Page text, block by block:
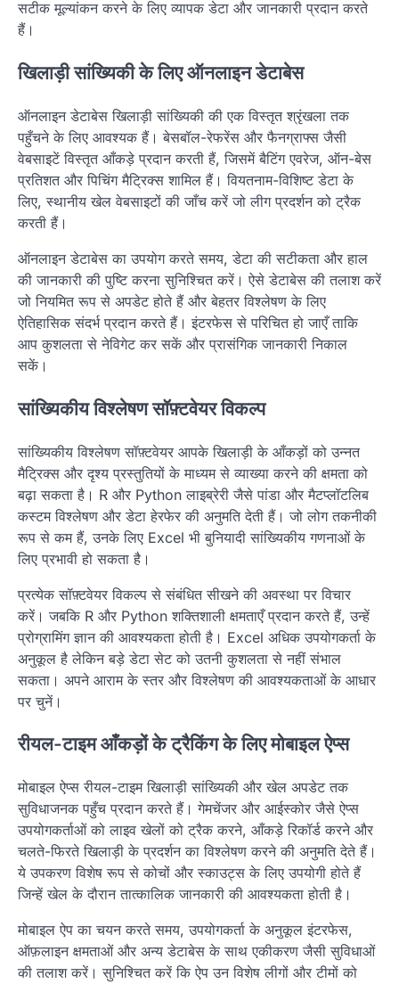
सटीक मूल्यांकन करने के लिए व्यापक डेटा और जानकारी प्रदान करते
हैं।
खिलाड़ी सांख्यिकी के लिए ऑनलाइन डेटाबेस
ऑनलाइन डेटाबेस खिलाड़ी सांख्यिकी की एक विस्तृत श्रृंखला तक
पहुँचने के लिए आवश्यक हैं। बेसबॉल-रेफरेंस और फैनग्राफ्स जैसी
वेबसाइटें विस्तृत आँकड़े प्रदान करती हैं, जिसमें बैटिंग एवरेज, ऑन-बेस
प्रतिशत और पिचिंग मैट्रिक्स शामिल हैं। वियतनाम-विशिष्ट डेटा के
लिए, स्थानीय खेल वेबसाइटों की जाँच करें जो लीग प्रदर्शन को ट्रैक
करती हैं।
ऑनलाइन डेटाबेस का उपयोग करते समय, डेटा की सटीकता और हाल
की जानकारी की पुष्टि करना सुनिश्चित करें। ऐसे डेटाबेस की तलाश करें
जो नियमित रूप से अपडेट होते हैं और बेहतर विश्लेषण के लिए
ऐतिहासिक संदर्भ प्रदान करते हैं। इंटरफेस से परिचित हो जाएँ ताकि
आप कुशलता से नेविगेट कर सकें और प्रासंगिक जानकारी निकाल
सकें।
सांख्यिकीय विश्लेषण सॉफ़्टवेयर विकल्प
सांख्यिकीय विश्लेषण सॉफ़्टवेयर आपके खिलाड़ी के आँकड़ों को उन्नत
मैट्रिक्स और दृश्य प्रस्तुतियों के माध्यम से व्याख्या करने की क्षमता को
बढ़ा सकता है। R और Python लाइब्रेरी जैसे पांडा और मैटप्लॉटलिब
कस्टम विश्लेषण और डेटा हेरफेर की अनुमति देती हैं। जो लोग तकनीकी
रूप से कम हैं, उनके लिए Excel भी बुनियादी सांख्यिकीय गणनाओं के
लिए प्रभावी हो सकता है।
प्रत्येक सॉफ़्टवेयर विकल्प से संबंधित सीखने की अवस्था पर विचार
करें। जबकि R और Python शक्तिशाली क्षमताएँ प्रदान करते हैं, उन्हें
प्रोग्रामिंग ज्ञान की आवश्यकता होती है। Excel अधिक उपयोगकर्ता के
अनुकूल है लेकिन बड़े डेटा सेट को उतनी कुशलता से नहीं संभाल
सकता। अपने आराम के स्तर और विश्लेषण की आवश्यकताओं के आधार
पर चुनें।
रीयल-टाइम आँकड़ों के ट्रैकिंग के लिए मोबाइल ऐप्स
मोबाइल ऐप्स रीयल-टाइम खिलाड़ी सांख्यिकी और खेल अपडेट तक
सुविधाजनक पहुँच प्रदान करते हैं। गेमचेंजर और आईस्कोर जैसे ऐप्स
उपयोगकर्ताओं को लाइव खेलों को ट्रैक करने, आँकड़े रिकॉर्ड करने और
चलते-फिरते खिलाड़ी के प्रदर्शन का विश्लेषण करने की अनुमति देते हैं।
ये उपकरण विशेष रूप से कोचों और स्काउट्स के लिए उपयोगी होते हैं
जिन्हें खेल के दौरान तात्कालिक जानकारी की आवश्यकता होती है।
मोबाइल ऐप का चयन करते समय, उपयोगकर्ता के अनुकूल इंटरफेस,
ऑफ़लाइन क्षमताओं और अन्य डेटाबेस के साथ एकीकरण जैसी सुविधाओं
की तलाश करें। सुनिश्चित करें कि ऐप उन विशेष लीगों और टीमों को